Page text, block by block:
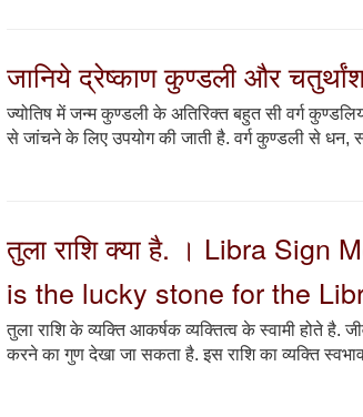
जानिये द्रेष्काण कुण्डली और
ज्योतिष में जन्म कुण्डली के अतिरिक्त बहुत सी वर्ग
से जांचने के लिए उपयोग की जाती है. वर्ग कुण्डली से धन,
तुला राशि क्या है. । Libra
is the lucky stone for the
तुला राशि के व्यक्ति आकर्षक व्यक्तित्व के स्वामी होते है.
करने का गुण देखा जा सकता है. इस राशि का व्यक्ति